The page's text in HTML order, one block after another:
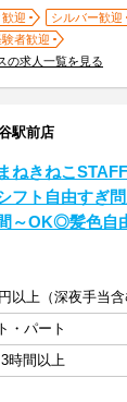
迎
シルバー歓迎
者歓迎
の求人一覧を見る
駅前店
まねきねこ
フト自由すぎ
～OK◎髪色自
・パート
時間以上